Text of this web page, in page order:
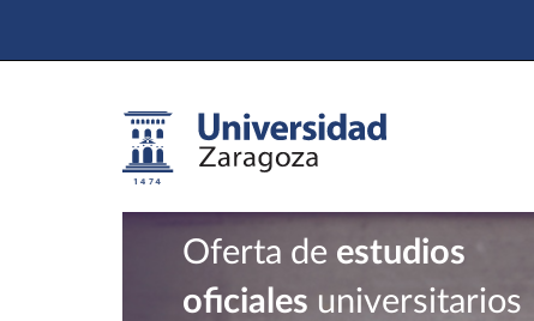
Oferta de estudios
oficiales universitarios